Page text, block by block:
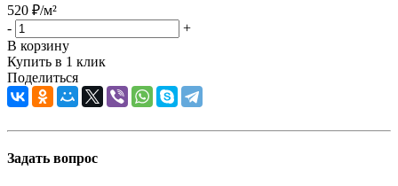
520 ₽/м²
-
+
В корзину
Купить в 1 клик
Поделиться
Задать вопрос